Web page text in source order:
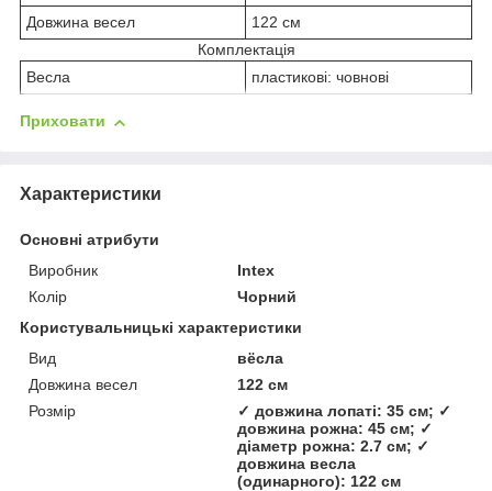
Довжина весел
122 см
Комплектація
Весла
пластикові: човнові
Приховати
Характеристики
Основні атрибути
Виробник
Intex
Колір
Чорний
Користувальницькі характеристики
Вид
вёсла
Довжина весел
122 см
Розмір
✓ довжина лопаті: 35 см; ✓
довжина рожна: 45 см; ✓
діаметр рожна: 2.7 см; ✓
довжина весла
(одинарного): 122 см